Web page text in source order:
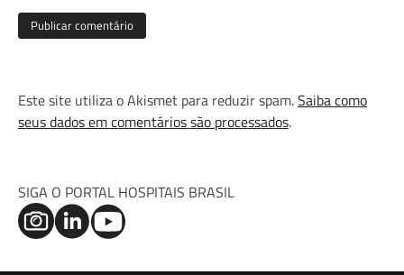
Este site utiliza o Akismet para reduzir spam.Saiba como
seus dados em comentários são processados.
SIGA O PORTAL HOSPITAIS BRASIL